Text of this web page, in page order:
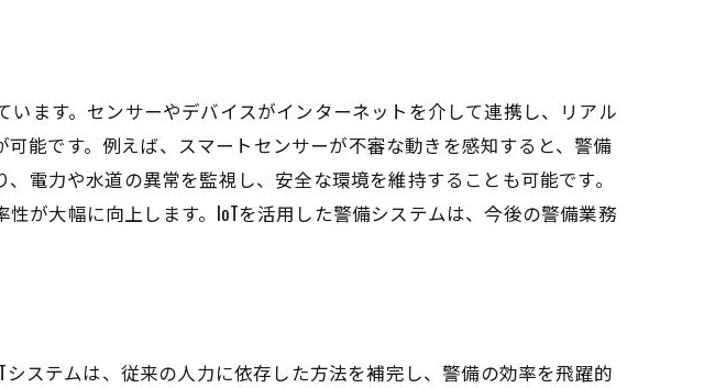
重要性
制構築
実践的アプローチ
方
クを活かす
ます。センサーやデバイスがインターネットを介して連携し、リアル
能です。例えば、スマートセンサーが不審な動きを感知すると、警備
電力や水道の異常を監視し、安全な環境を維持することも可能です。
が大幅に向上します。IoTを活用した警備システムは、今後の警備業務
ステムは、従来の人力に依存した方法を補完し、警備の効率を飛躍的